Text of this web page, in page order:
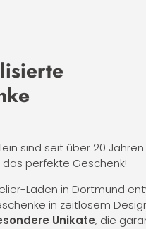
sind seit über 20
perfekte Geschenk!
Laden in Dortmund
in zeitlosem
Unikate, die